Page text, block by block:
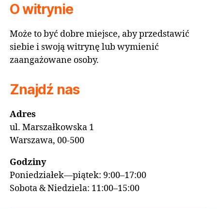
O witrynie
Może to być dobre miejsce, aby przedstawić
siebie i swoją witrynę lub wymienić
zaangażowane osoby.
Znajdź nas
Adres
ul. Marszałkowska 1
Warszawa, 00-500
Godziny
Poniedziałek—piątek: 9:00–17:00
Sobota & Niedziela: 11:00–15:00